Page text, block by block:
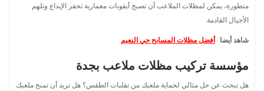
متطورة، يمكن لمظلات الملاعب أن تصبح أيقونات معمارية تحفز الإبداع وتلهم
الأجيال القادمة.
شاهد أيضا:أفضل مظلات المسابح حي النعيم.
مؤسسة تركيب مظلات ملاعب بجدة
هل تبحث عن حل مثالي لحماية ملعبك من تقلبات الطقس؟ هل تريد أن تمنح ملعبك